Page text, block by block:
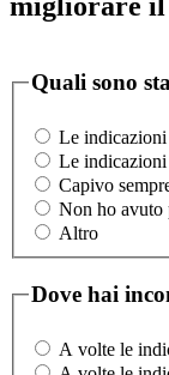
migliorare il
Quali sono
Le indicazioni
Le indicazioni
Capivo
Non ho avuto
Altro
Dove hai
A volte le